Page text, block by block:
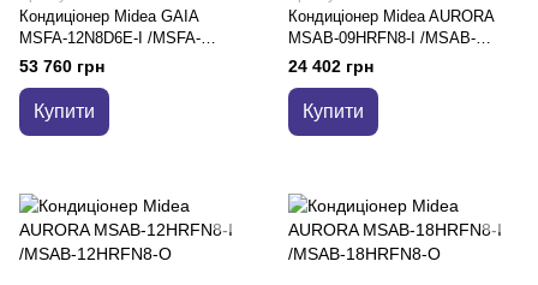
Кондиціонер Midea GAIA
MSFA-12N8D6E-I /MSFA-
12N8D6E-O
53 760 грн
Купити
Кондиціонер Midea AURORA
MSAB-09HRFN8-I /MSAB-
09HRFN8-O
24 402 грн
Купити